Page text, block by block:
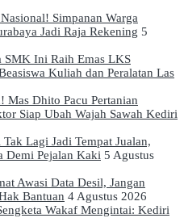
Simpanan Warga
Jadi Raja Rekening 5
Ini Raih Emas LKS
Kuliah dan Peralatan Las
Dhito Pacu Pertanian
Siap Ubah Wajah Sawah Kediri
Lagi Jadi Tempat Jualan,
Demi Pejalan Kaki 5 Agustus
Awasi Data Desil, Jangan
Bantuan 4 Agustus 2026
Wakaf Mengintai: Kediri